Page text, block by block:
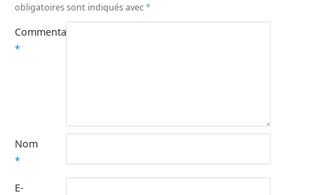
obligatoires sont indiqués avec*
Commentaire
*
Nom
*
E-